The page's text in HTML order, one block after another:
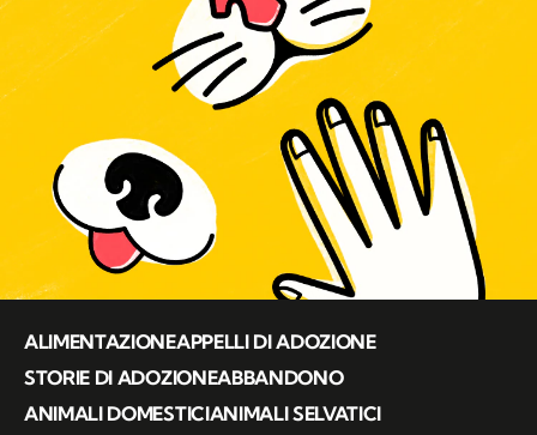
ALIMENTAZIONEAPPELLI DI ADOZIONE
STORIE DI ADOZIONEABBANDONO
ANIMALI DOMESTICIANIMALI SELVATICI